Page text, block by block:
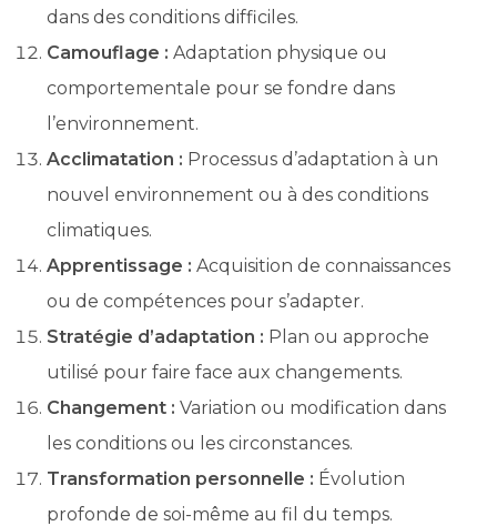
dans des conditions difficiles.
Camouflage : Adaptation physique ou
comportementale pour se fondre dans
l’environnement.
Acclimatation : Processus d’adaptation à un
nouvel environnement ou à des conditions
climatiques.
Apprentissage : Acquisition de connaissances
ou de compétences pour s’adapter.
Stratégie d’adaptation : Plan ou approche
utilisé pour faire face aux changements.
Changement : Variation ou modification dans
les conditions ou les circonstances.
Transformation personnelle : Évolution
profonde de soi-même au fil du temps.